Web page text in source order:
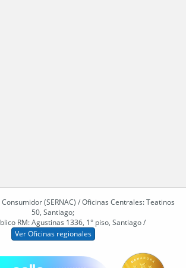
(SERNAC) / Oficinas Centrales: Teatinos
50, Santiago;
RM: Agustinas 1336, 1° piso, Santiago /
Ver Oficinas regionales